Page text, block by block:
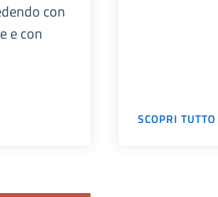
con
e con
SCOPRI TUTTO